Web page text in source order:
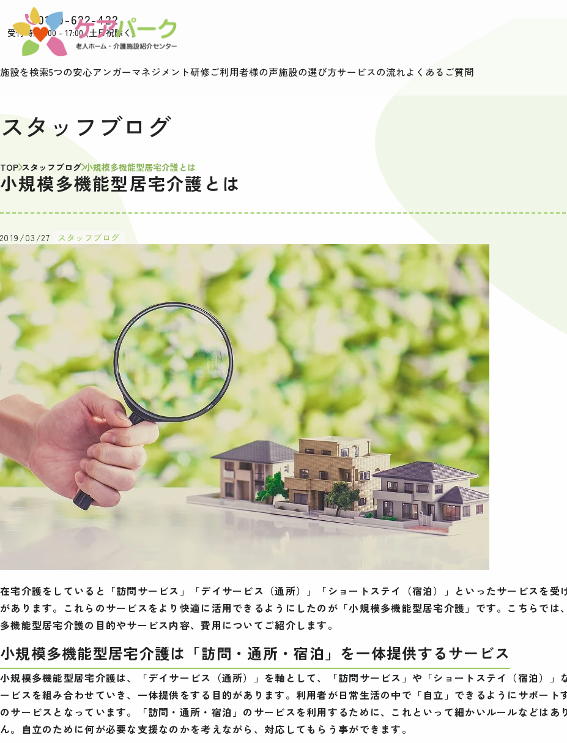
0120-622-422
受付時間9:00 - 17:00 (土日祝除く)
施設を検索5つの安心アンガーマネジメント研修ご利用者様の声施設の選び方サービスの流れよくあるご質問
スタッフブログ
TOP スタッフブログ 小規模多機能型居宅介護とは
小規模多機能型居宅介護とは
2019/03/27 スタッフブログ
在宅介護をしていると「訪問サービス」「デイサービス（通所）」「ショートステイ（宿泊）」といったサービスを受
があります。これらのサービスをより快適に活用できるようにしたのが「小規模多機能型居宅介護」です。こちらでは
多機能型居宅介護の目的やサービス内容、費用についてご紹介します。
小規模多機能型居宅介護は「訪問・通所・宿泊」を一体提供するサービス
小規模多機能型居宅介護は、「デイサービス（通所）」を軸として、「訪問サービス」や「ショートステイ（宿泊）」
ービスを組み合わせていき、一体提供をする目的があります。利用者が日常生活の中で「自立」できるようにサポート
のサービスとなっています。「訪問・通所・宿泊」のサービスを利用するために、これといって細かいルールなどはあ
ん。自立のために何が必要な支援なのかを考えながら、対応してもらう事ができます。